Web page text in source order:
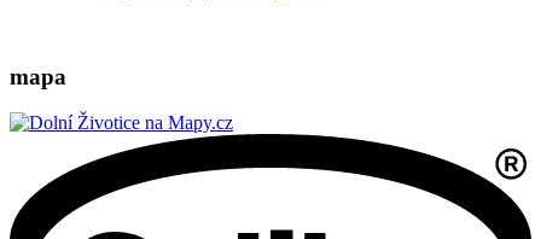
mapa